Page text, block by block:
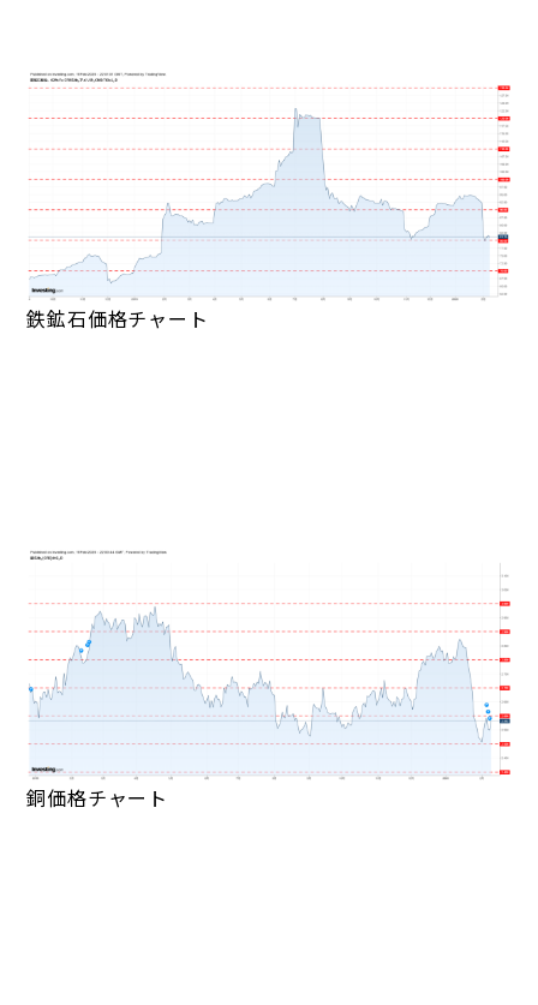
鉄鉱石価格チャート
銅価格チャート